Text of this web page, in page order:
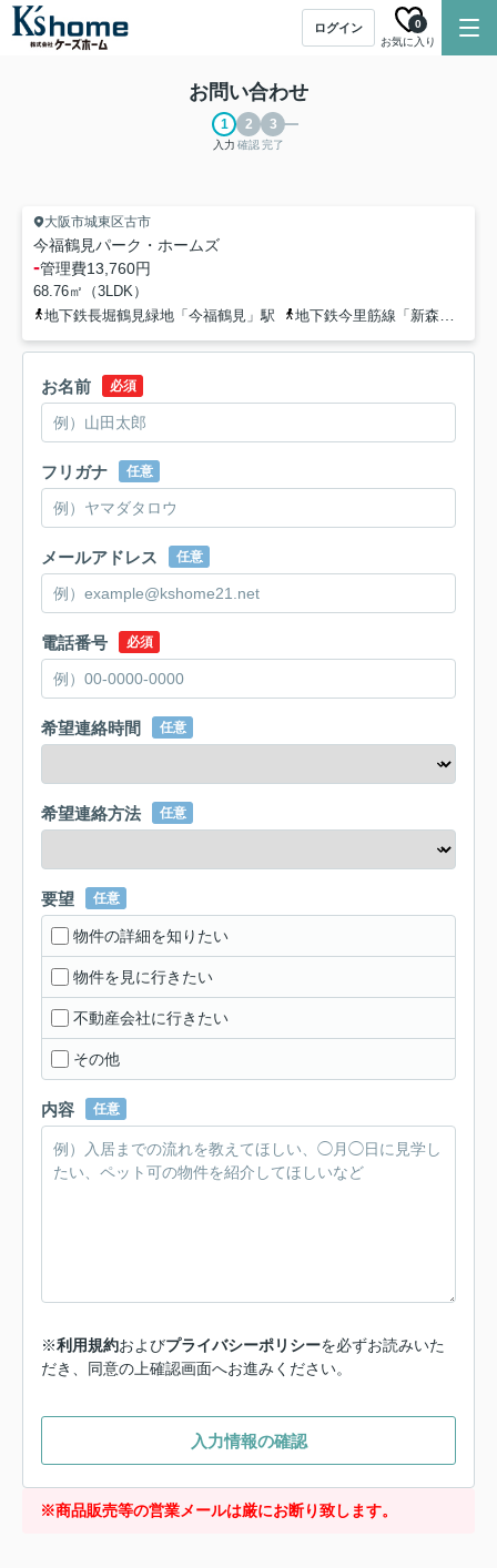
ログイン
お気に入り
0
お問い合わせ
入力 確認完了
大阪市城東区古市
今福鶴見パーク・ホームズ
-管理費13,760円
68.76㎡（3LDK）
地下鉄長堀鶴見緑地「今福鶴見」駅
地下鉄今里筋線「新森古市」駅
お名前 必須
フリガナ 任意
メールアドレス 任意
電話番号 必須
希望連絡時間 任意
希望連絡方法 任意
要望 任意
物件の詳細を知りたい
物件を見に行きたい
不動産会社に行きたい
その他
内容 任意
※利用規約およびプライバシーポリシーを必ずお読みいた
だき、同意の上確認画面へお進みください。
入力情報の確認
※商品販売等の営業メールは厳にお断り致します。